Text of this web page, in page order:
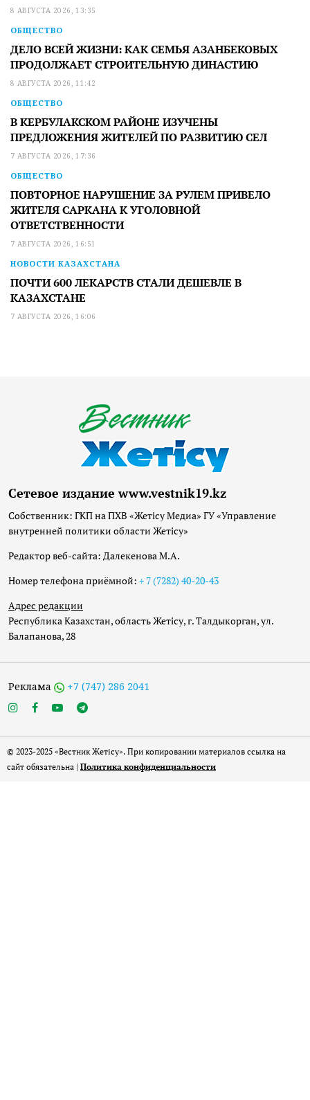
8 АВГУСТА 2026, 13:35
ОБЩЕСТВО
ДЕЛО ВСЕЙ ЖИЗНИ: КАК СЕМЬЯ АЗАНБЕКОВЫХ
ПРОДОЛЖАЕТ СТРОИТЕЛЬНУЮ ДИНАСТИЮ
8 АВГУСТА 2026, 11:42
ОБЩЕСТВО
В КЕРБУЛАКСКОМ РАЙОНЕ ИЗУЧЕНЫ
ПРЕДЛОЖЕНИЯ ЖИТЕЛЕЙ ПО РАЗВИТИЮ СЕЛ
7 АВГУСТА 2026, 17:36
ОБЩЕСТВО
ПОВТОРНОЕ НАРУШЕНИЕ ЗА РУЛЕМ ПРИВЕЛО
ЖИТЕЛЯ САРКАНА К УГОЛОВНОЙ
ОТВЕТСТВЕННОСТИ
7 АВГУСТА 2026, 16:51
НОВОСТИ КАЗАХСТАНА
ПОЧТИ 600 ЛЕКАРСТВ СТАЛИ ДЕШЕВЛЕ В
КАЗАХСТАНЕ
7 АВГУСТА 2026, 16:06
Сетевое издание www.vestnik19.kz
Собственник: ГКП на ПХВ «Жетісу Медиа» ГУ «Управление
внутренней политики области Жетісу»
Редактор веб-сайта: Далекенова М.А.
Номер телефона приёмной: + 7 (7282) 40-20-43
Адрес редакции
Республика Казахстан, область Жетісу, г. Талдыкорган, ул.
Балапанова, 28
Реклама +7 (747) 286 2041
© 2023-2025 «Вестник Жетісу». При копировании материалов ссылка на
сайт обязательна | Политика конфиденциальности